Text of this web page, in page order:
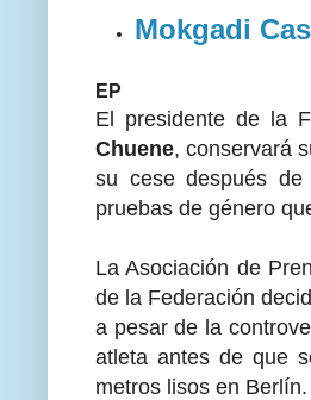
Mokgadi
EP
El presidente de la
Chuene, conservará
su cese después
pruebas de género
La Asociación de
de la Federación
a pesar de la
atleta antes de que
metros lisos en Berlín.